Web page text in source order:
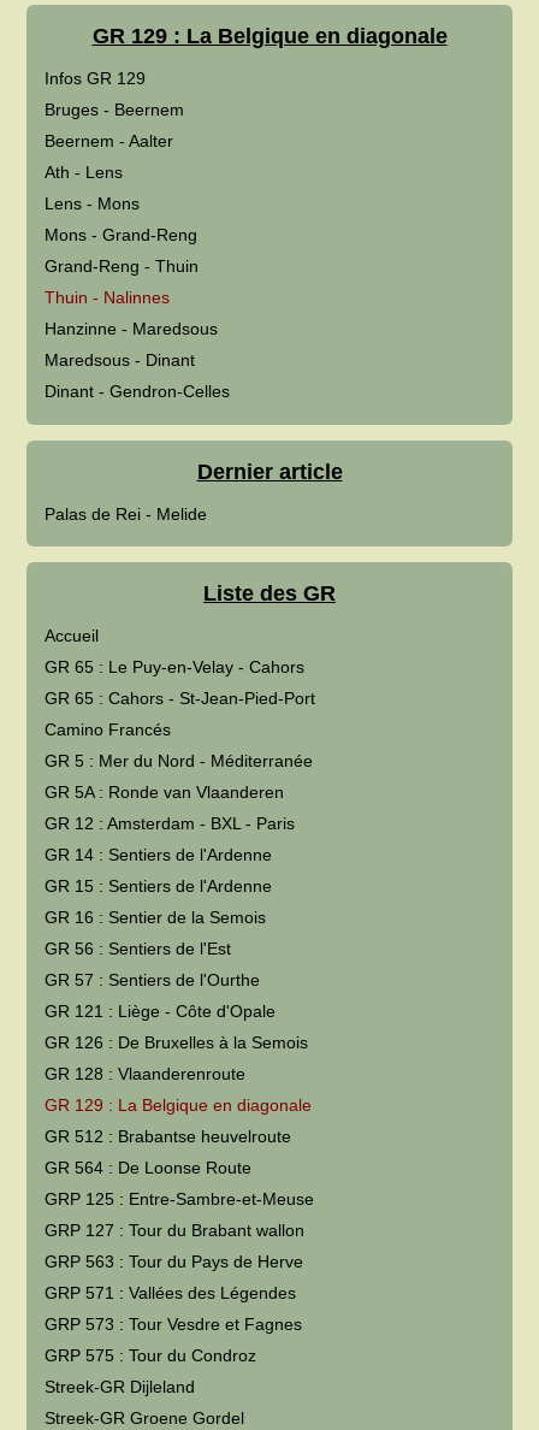
GR 129 : La Belgique en diagonale
Infos GR 129
Bruges - Beernem
Beernem - Aalter
Ath - Lens
Lens - Mons
Mons - Grand-Reng
Grand-Reng - Thuin
Thuin - Nalinnes
Hanzinne - Maredsous
Maredsous - Dinant
Dinant - Gendron-Celles
Dernier article
Palas de Rei - Melide
Liste des GR
Accueil
GR 65 : Le Puy-en-Velay - Cahors
GR 65 : Cahors - St-Jean-Pied-Port
Camino Francés
GR 5 : Mer du Nord - Méditerranée
GR 5A : Ronde van Vlaanderen
GR 12 : Amsterdam - BXL - Paris
GR 14 : Sentiers de l'Ardenne
GR 15 : Sentiers de l'Ardenne
GR 16 : Sentier de la Semois
GR 56 : Sentiers de l'Est
GR 57 : Sentiers de l'Ourthe
GR 121 : Liège - Côte d'Opale
GR 126 : De Bruxelles à la Semois
GR 128 : Vlaanderenroute
GR 129 : La Belgique en diagonale
GR 512 : Brabantse heuvelroute
GR 564 : De Loonse Route
GRP 125 : Entre-Sambre-et-Meuse
GRP 127 : Tour du Brabant wallon
GRP 563 : Tour du Pays de Herve
GRP 571 : Vallées des Légendes
GRP 573 : Tour Vesdre et Fagnes
GRP 575 : Tour du Condroz
Streek-GR Dijleland
Streek-GR Groene Gordel